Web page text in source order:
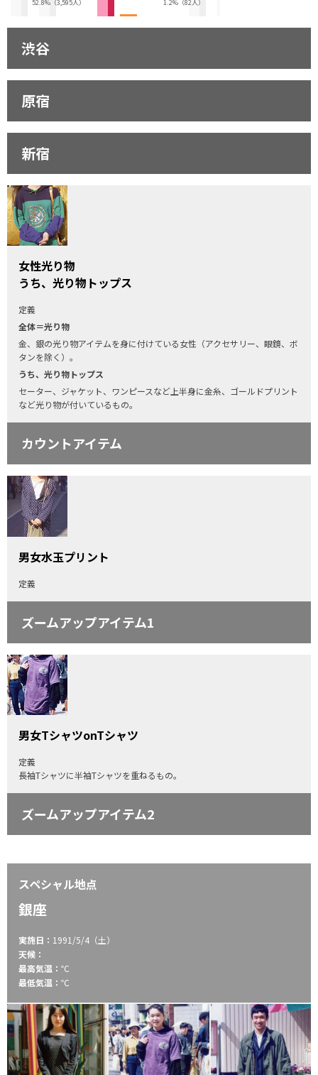
52.8%（3,595人）
1.2%（82人）
渋谷
原宿
新宿
女性光り物
うち、光り物トップス
定義
全体＝光り物
金、銀の光り物アイテムを身に付けている女性（アクセサリー、眼鏡、ボ
タンを除く）。
うち、光り物トップス
セーター、ジャケット、ワンピースなど上半身に金糸、ゴールドプリント
など光り物が付いているもの。
カウントアイテム
男女水玉プリント
定義
ズームアップアイテム1
男女TシャツonTシャツ
定義
長袖Tシャツに半袖Tシャツを重ねるもの。
ズームアップアイテム2
スペシャル地点
銀座
実施日： 1991/5/4（土）
天候：
最高気温： ℃
最低気温： ℃